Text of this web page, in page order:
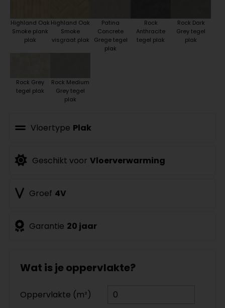
Highland Oak
Smoke plank
plak
Highland Oak
Smoke
visgraat plak
Patina
Concrete
Grege tegel
plak
Rock
Anthracite
tegel plak
Rock Dark
Grey tegel
plak
Rock Grey
tegel plak
Rock Medium
Grey tegel
plak
Vloertype Plak
Geschikt voor Vloerverwarming
Groef 4V
Garantie 20 jaar
Wat is je oppervlakte?
Oppervlakte (m²)